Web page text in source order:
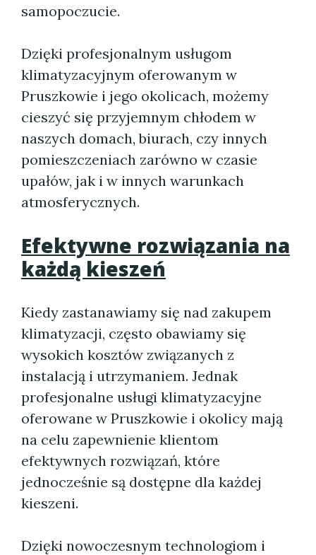
samopoczucie.
Dzięki profesjonalnym usługom
klimatyzacyjnym oferowanym w
Pruszkowie i jego okolicach, możemy
cieszyć się przyjemnym chłodem w
naszych domach, biurach, czy innych
pomieszczeniach zarówno w czasie
upałów, jak i w innych warunkach
atmosferycznych.
Efektywne rozwiązania na
każdą kieszeń
Kiedy zastanawiamy się nad zakupem
klimatyzacji, często obawiamy się
wysokich kosztów związanych z
instalacją i utrzymaniem. Jednak
profesjonalne usługi klimatyzacyjne
oferowane w Pruszkowie i okolicy mają
na celu zapewnienie klientom
efektywnych rozwiązań, które
jednocześnie są dostępne dla każdej
kieszeni.
Dzięki nowoczesnym technologiom i